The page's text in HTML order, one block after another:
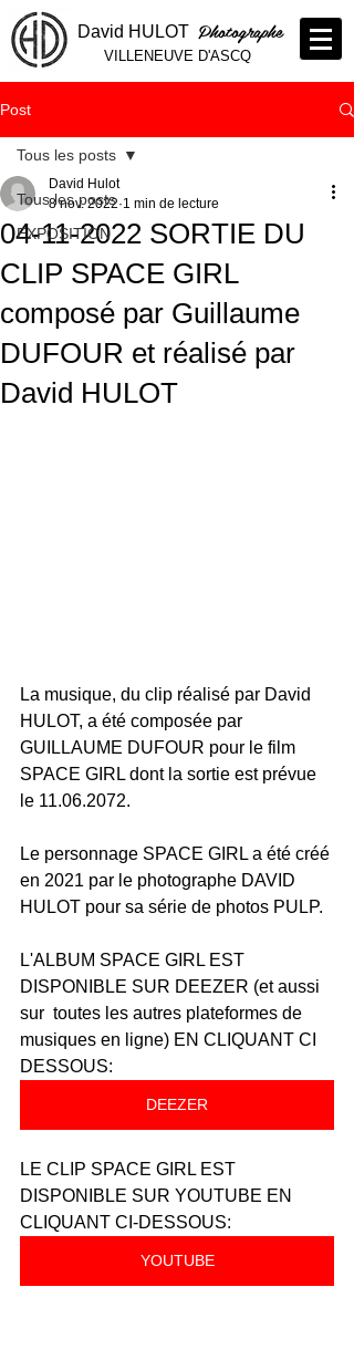
David HULOT Photographe
VILLENEUVE D'ASCQ
Post
Tous les posts
EXPOSITION
Tous les posts
04-11-2022 SORTIE DU
CLIP SPACE GIRL
composé par Guillaume
DUFOUR et réalisé par
David HULOT
David Hulot
8 nov. 2022 1 min de lecture
La musique, du clip réalisé par David
HULOT, a été composée par
GUILLAUME DUFOUR pour le film
SPACE GIRL dont la sortie est prévue
le 11.06.2072.
Le personnage SPACE GIRL a été créé
en 2021 par le photographe DAVID
HULOT pour sa série de photos PULP.
L'ALBUM SPACE GIRL EST
DISPONIBLE SUR DEEZER (et aussi
sur  toutes les autres plateformes de
musiques en ligne) EN CLIQUANT CI
DESSOUS:
DEEZER
LE CLIP SPACE GIRL EST
DISPONIBLE SUR YOUTUBE EN
CLIQUANT CI-DESSOUS:
YOUTUBE